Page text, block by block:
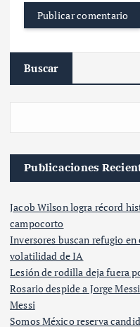
Buscar
Publicaciones
Jacob Wilson logra récord
campocorto
Inversores buscan refugio en
volatilidad de IA
Lesión de rodilla deja fuera
Rosario despide a Jorge
Messi
Somos México reserva